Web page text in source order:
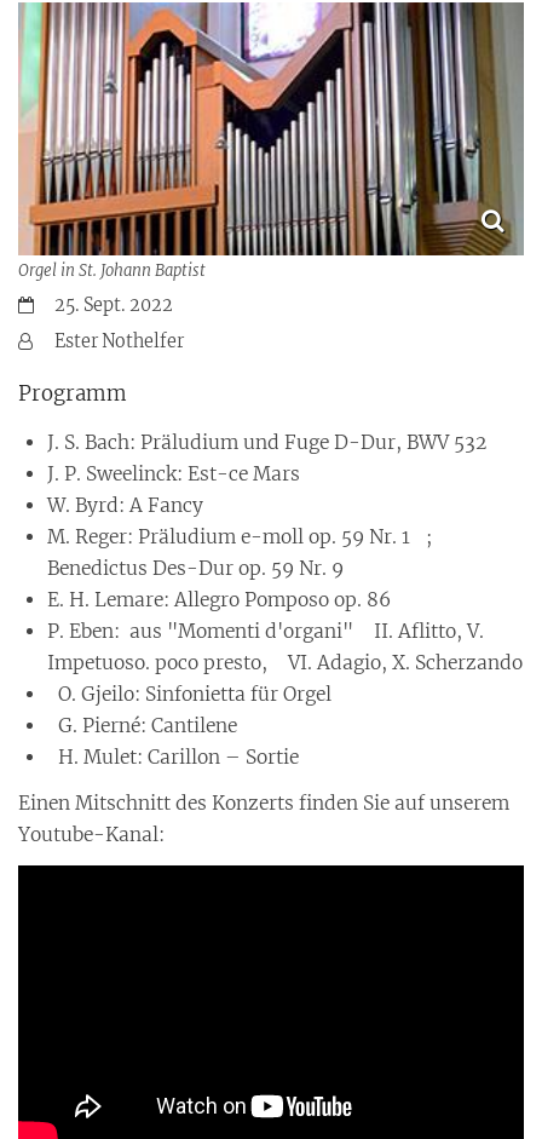
Orgel in St. Johann Baptist
Datum:25. Sept. 2022
Von:Ester Nothelfer
Programm
J. S. Bach: Präludium und Fuge D-Dur, BWV 532
J. P. Sweelinck: Est-ce Mars
W. Byrd: A Fancy
M. Reger: Präludium e-moll op. 59 Nr. 1 ;
Benedictus Des-Dur op. 59 Nr. 9
E. H. Lemare: Allegro Pomposo op. 86
P. Eben: aus "Momenti d'organi" II. Aflitto, V.
Impetuoso. poco presto, VI. Adagio, X. Scherzando
O. Gjeilo: Sinfonietta für Orgel
G. Pierné: Cantilene
H. Mulet: Carillon – Sortie
Einen Mitschnitt des Konzerts finden Sie auf unserem
Youtube-Kanal: